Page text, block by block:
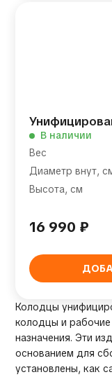
В наличии
Вес
Диаметр внут,
Высота, см
16 990 ₽
Колодцы
колодцы и
назначения. Эти
основанием для
установлены, как